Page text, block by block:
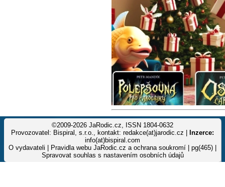
©2009-2026 JaRodic.cz, ISSN 1804-0632
Provozovatel: Bispiral, s.r.o., kontakt: redakce(at)jarodic.cz |
Inzerce:
info(at)bispiral.com
O vydavateli
Pravidla webu JaRodic.cz a ochrana soukromí | pg(465) |
Spravovat souhlas s nastavením osobních údajů